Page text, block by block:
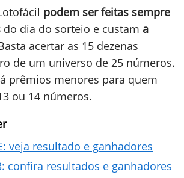
podem ser feitas sempre
do dia do sorteio e custam a
acertar as 15 dezenas
de um universo de 25 números.
prêmios menores para quem
ou 14 números.
veja resultado e ganhadores
confira resultados e ganhadores